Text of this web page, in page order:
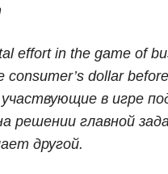
effort in the game of
consumer’s dollar
в игре
решении главной
другой.